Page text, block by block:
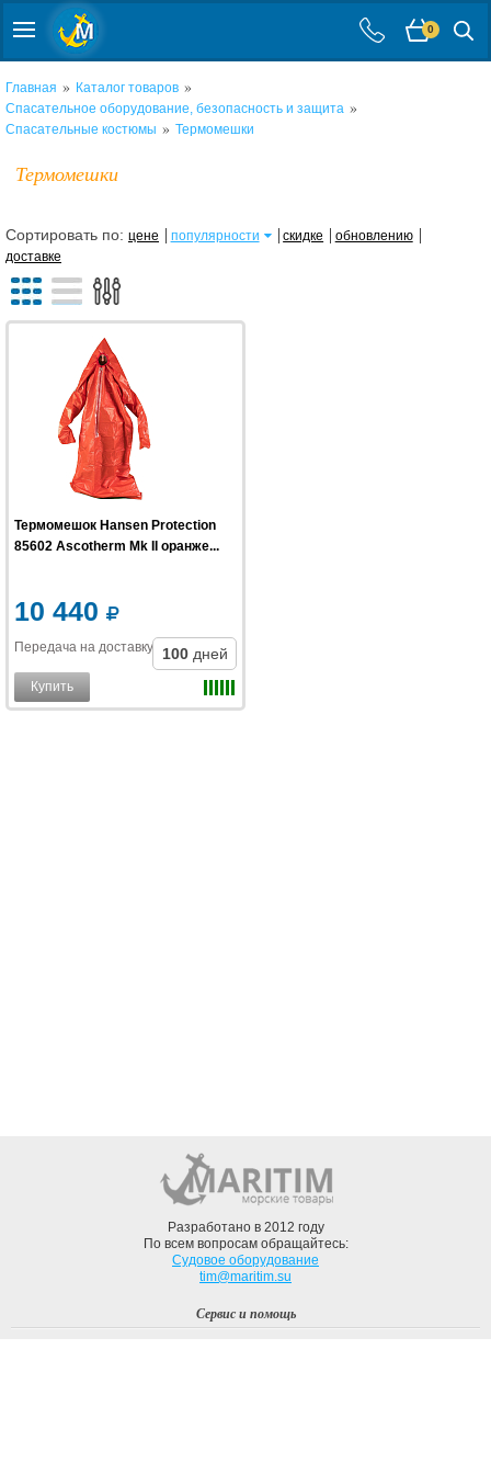
0
Главная » Каталог товаров »
Спасательное оборудование, безопасность и защита »
Спасательные костюмы » Термомешки
Термомешки
Сортировать по: цене популярности скидке
обновлению
доставке
Термомешок Hansen Protection
85602 Ascotherm Mk II оранже...
10 440
Передача на доставку 100 дней
Купить
Разработано в 2012 году
По всем вопросам обращайтесь:
Судовое оборудование
tim@maritim.su
Сервис и помощь